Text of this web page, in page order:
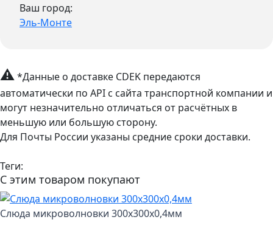
Ваш город:
Эль-Монте
⚠*Данные о доставке CDEK передаются
автоматически по API с сайта транспортной компании и
могут незначительно отличаться от расчётных в
меньшую или большую сторону.
Для Почты России указаны средние сроки доставки.
Теги:
С этим товаром покупают
Слюда микроволновки 300x300x0,4мм